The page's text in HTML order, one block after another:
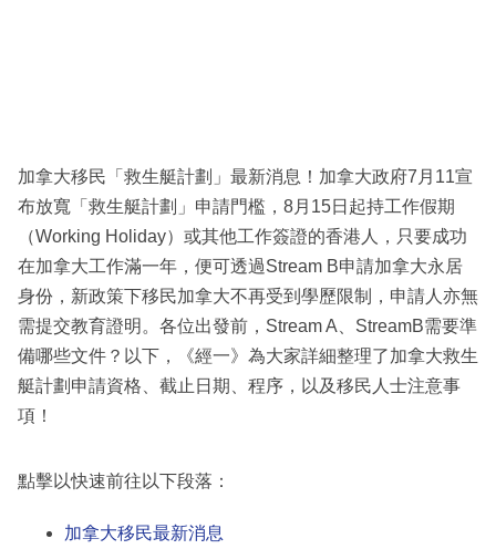
加拿大移民「救生艇計劃」最新消息！加拿大政府7月11宣
布放寬「救生艇計劃」申請門檻，8月15日起持工作假期
（Working Holiday）或其他工作簽證的香港人，只要成功
在加拿大工作滿一年，便可透過Stream B申請加拿大永居
身份，新政策下移民加拿大不再受到學歷限制，申請人亦無
需提交教育證明。各位出發前，Stream A、StreamB需要準
備哪些文件？以下，《經一》為大家詳細整理了加拿大救生
艇計劃申請資格、截止日期、程序，以及移民人士注意事
項！
點擊以快速前往以下段落：
加拿大移民最新消息